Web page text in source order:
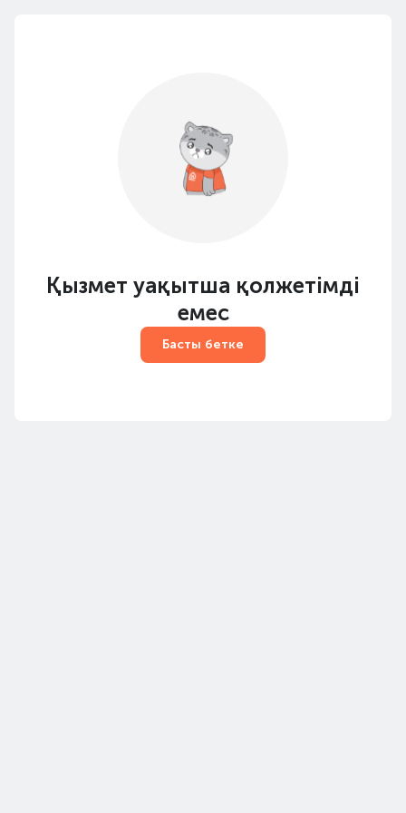
Қызмет уақытша қолжетімді
емес
Басты бетке